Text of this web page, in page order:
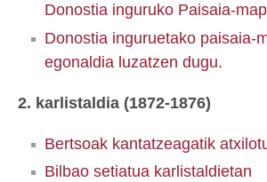
Donostia inguruko Paisaia-
Donostia inguruetako paisaia-
egonaldia luzatzen dugu.
2. karlistaldia (1872-1876)
Bertsoak kantatzeagatik
Bilbao setiatua karlistaldietan